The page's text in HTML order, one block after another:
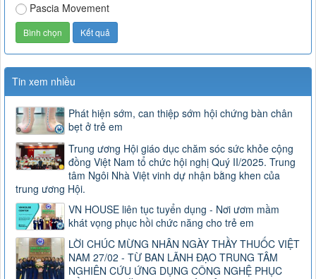
Pascia Movement
Tin xem nhiều
Phát hiện sớm, can thiệp sớm hội chứng bàn chân
bẹt ở trẻ em
Trung ương Hội giáo dục chăm sóc sức khỏe cộng
đồng Việt Nam tổ chức hội nghị Quý II/2025. Trung
tâm Ngôi Nhà Việt vinh dự nhận bằng khen của
trung ương Hội.
VN HOUSE liên tục tuyển dụng - Nơi ươm mầm
khát vọng phục hồi chức năng cho trẻ em
LỜI CHÚC MỪNG NHÂN NGÀY THẦY THUỐC VIỆT
NAM 27/02 - TỪ BAN LÃNH ĐẠO TRUNG TÂM
NGHIÊN CỨU ỨNG DỤNG CÔNG NGHỆ PHỤC